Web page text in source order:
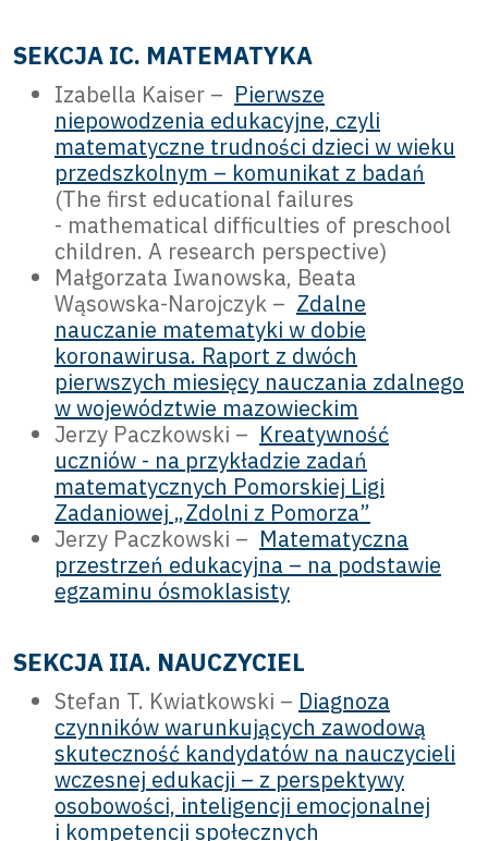
SEKCJA IC. MATEMATYKA
Izabella Kaiser – Pierwsze
niepowodzenia edukacyjne, czyli
matematyczne trudności dzieci w wieku
przedszkolnym – komunikat z badań
(The first educational failures
- mathematical difficulties of preschool
children. A research perspective)
Małgorzata Iwanowska, Beata
Wąsowska-Narojczyk – Zdalne
nauczanie matematyki w dobie
koronawirusa. Raport z dwóch
pierwszych miesięcy nauczania zdalnego
w województwie mazowieckim
Jerzy Paczkowski – Kreatywność
uczniów - na przykładzie zadań
matematycznych Pomorskiej Ligi
Zadaniowej „Zdolni z Pomorza”
Jerzy Paczkowski – Matematyczna
przestrzeń edukacyjna – na podstawie
egzaminu ósmoklasisty
SEKCJA IIA. NAUCZYCIEL
Stefan T. Kwiatkowski – Diagnoza
czynników warunkujących zawodową
skuteczność kandydatów na nauczycieli
wczesnej edukacji – z perspektywy
osobowości, inteligencji emocjonalnej
i kompetencji społecznych